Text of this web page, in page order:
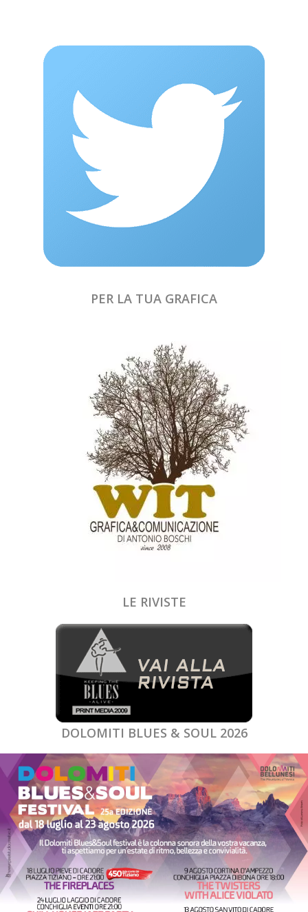
PER LA TUA GRAFICA
LE RIVISTE
DOLOMITI BLUES & SOUL 2026